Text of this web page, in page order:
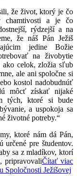
že život, ktorý je čo
chamtivosti a je čo
rýdzejší a na
že náš Pán Ježiš
jedine Božie
na živobytie
ako celok, zložia sľub
ale ani spoločne si
kostol nadobudnúť
môcť získať nijaké
tých, ktoré si bude
a uspokoja sa
životné potreby.“
ktoré nám dá Pán,
pre študentov.
sa z mladíkov, ktorí
pripravovaliČítať viac
Spoločnosti Ježišovej